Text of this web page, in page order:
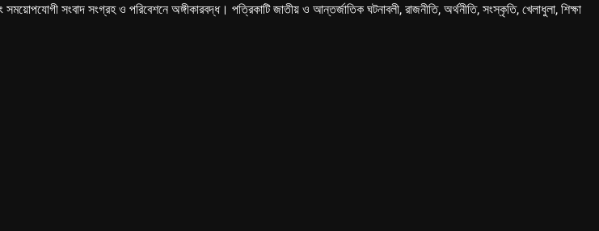
সংবাদ সংগ্রহ ও পরিবেশনে অঙ্গীকারবদ্ধ। পত্রিকাটি জাতীয় ও আন্তর্জাতিক ঘটনাবলী, রাজনীতি, অর্থনীতি, সংস্কৃতি, খেলাধুলা, শিক্ষা